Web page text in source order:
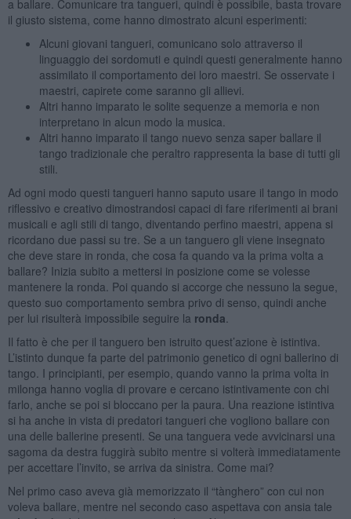
a ballare. Comunicare tra tangueri, quindi è possibile, basta trovare
il giusto sistema, come hanno dimostrato alcuni esperimenti:
Alcuni giovani tangueri, comunicano solo attraverso il
linguaggio dei sordomuti e quindi questi generalmente hanno
assimilato il comportamento dei loro maestri. Se osservate i
maestri, capirete come saranno gli allievi.
Altri hanno imparato le solite sequenze a memoria e non
interpretano in alcun modo la musica.
Altri hanno imparato il tango nuevo senza saper ballare il
tango tradizionale che peraltro rappresenta la base di tutti gli
stili.
Ad ogni modo questi tangueri hanno saputo usare il tango in modo
riflessivo e creativo dimostrandosi capaci di fare riferimenti ai brani
musicali e agli stili di tango, diventando perfino maestri, appena si
ricordano due passi su tre. Se a un tanguero gli viene insegnato
che deve stare in ronda, che cosa fa quando va la prima volta a
ballare? Inizia subito a mettersi in posizione come se volesse
mantenere la ronda. Poi quando si accorge che nessuno la segue,
questo suo comportamento sembra privo di senso, quindi anche
per lui risulterà impossibile seguire la ronda
Il fatto è che per il tanguero ben istruito quest’azione è istintiva.
L’istinto dunque fa parte del patrimonio genetico di ogni ballerino di
tango. I principianti, per esempio, quando vanno la prima volta in
milonga hanno voglia di provare e cercano istintivamente con chi
farlo, anche se poi si bloccano per la paura. Una reazione istintiva
si ha anche in vista di predatori tangueri che vogliono ballare con
una delle ballerine presenti. Se una tanguera vede avvicinarsi una
sagoma da destra fuggirà subito mentre si volterà immediatamente
per accettare l’invito, se arriva da sinistra. Come mai?
Nel primo caso aveva già memorizzato il “tànghero” con cui non
voleva ballare, mentre nel secondo caso aspettava con ansia tale